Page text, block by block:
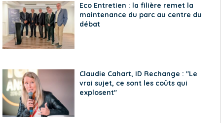
Eco Entretien : la filière remet la
maintenance du parc au centre du
débat
Claudie Cahart, ID Rechange : "Le
vrai sujet, ce sont les coûts qui
explosent"